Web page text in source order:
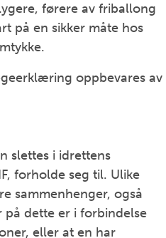
førere av friballong
på en sikker måte hos
oppbevares av
slettes i idrettens
forholde seg til. Ulike
sammenhenger, også
på dette er i forbindelse
eller at en har